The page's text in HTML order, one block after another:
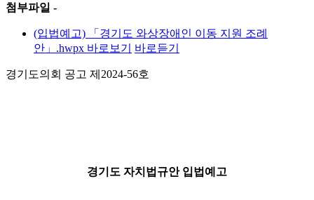
첨부파일 -
(입법예고) 「경기도 와상장애인 이동 지원 조례
안」.hwpx 바로보기 바로듣기
경기도의회 공고 제2024-56호
경기도 자치법규안 입법예고